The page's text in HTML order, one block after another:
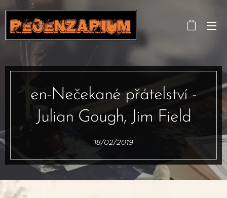
en-Nečekané přátelství -
Julian Gough, Jim Field
18/02/2019